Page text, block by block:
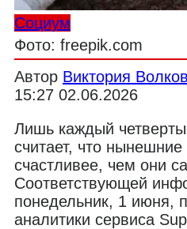
Социум
Фото: freepik.com
Автор Виктория
15:27 02.06.2026
Лишь каждый
считает, что нынешние
счастливее, чем они
Соответствующей
понедельник, 1 июня,
аналитики сервиса